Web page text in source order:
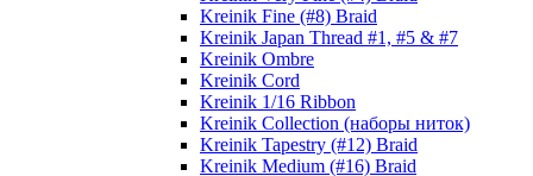
Kreinik Fine (#8) Braid
Kreinik Japan Thread #1, #5 & #7
Kreinik Ombre
Kreinik Cord
Kreinik 1/16 Ribbon
Kreinik Collection (наборы ниток)
Kreinik Tapestry (#12) Braid
Kreinik Medium (#16) Braid